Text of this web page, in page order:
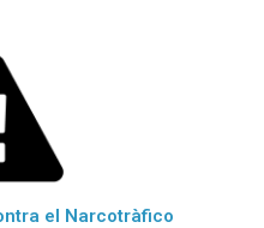
el Narcotràfico